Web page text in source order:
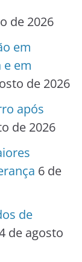
de 2026
em
em
de 2026
após
de 2026
6 de
de
de agosto